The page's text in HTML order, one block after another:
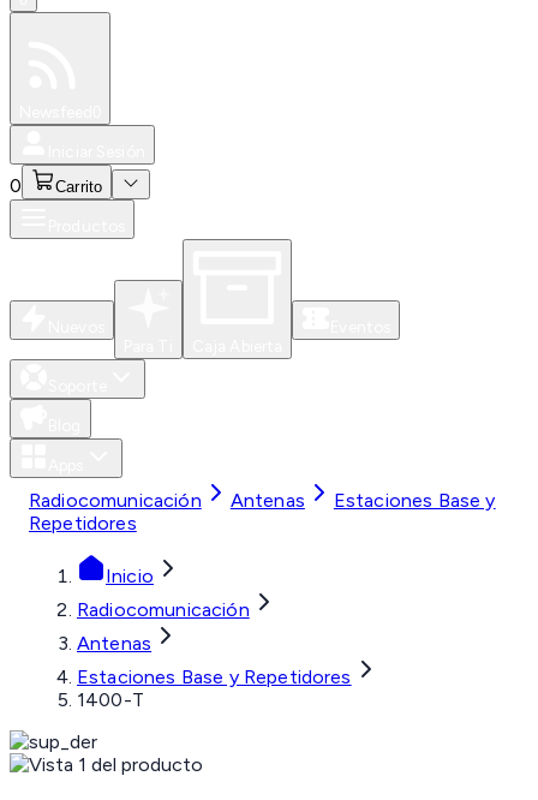
0 Carrito
Radiocomunicación Antenas
Estaciones Base y
Repetidores
Inicio
Radiocomunicación
Antenas
Estaciones Base y Repetidores
1400-T